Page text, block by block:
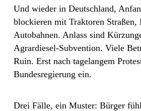
Und wieder in Deutschland,
blockieren mit Traktoren Straßen,
Autobahnen. Anlass sind
Agrardiesel-Subvention. Viele
Ruin. Erst nach tagelangem
Bundesregierung ein.
Drei Fälle, ein Muster: Bürger